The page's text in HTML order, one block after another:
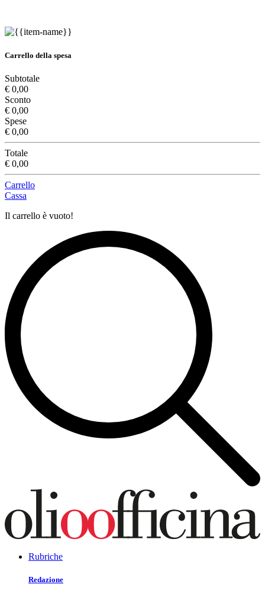
Carrello della spesa
Subtotale
€ 0,00
Sconto
€ 0,00
Spese
€ 0,00
Totale
€ 0,00
Carrello
Cassa
Il carrello è vuoto!
Rubriche
Redazione